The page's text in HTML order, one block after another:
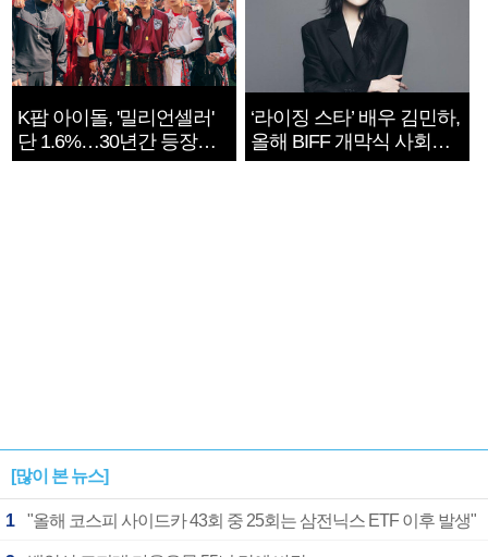
K팝 아이돌, '밀리언셀러'
단 1.6%…30년간 등장
1182개팀 전수조사
‘라이징 스타’ 배우 김민하,
올해 BIFF 개막식 사회자
확정
[많이 본 뉴스]
1 "올해 코스피 사이드카 43회 중 25회는 삼전닉스 ETF 이후 발생"